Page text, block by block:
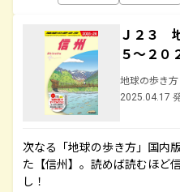
Ｊ２３
５～２０
地球の歩き方
2025.04.17
次なる「地球の歩き方」国内
た【信州】。読めば読むほど
し！